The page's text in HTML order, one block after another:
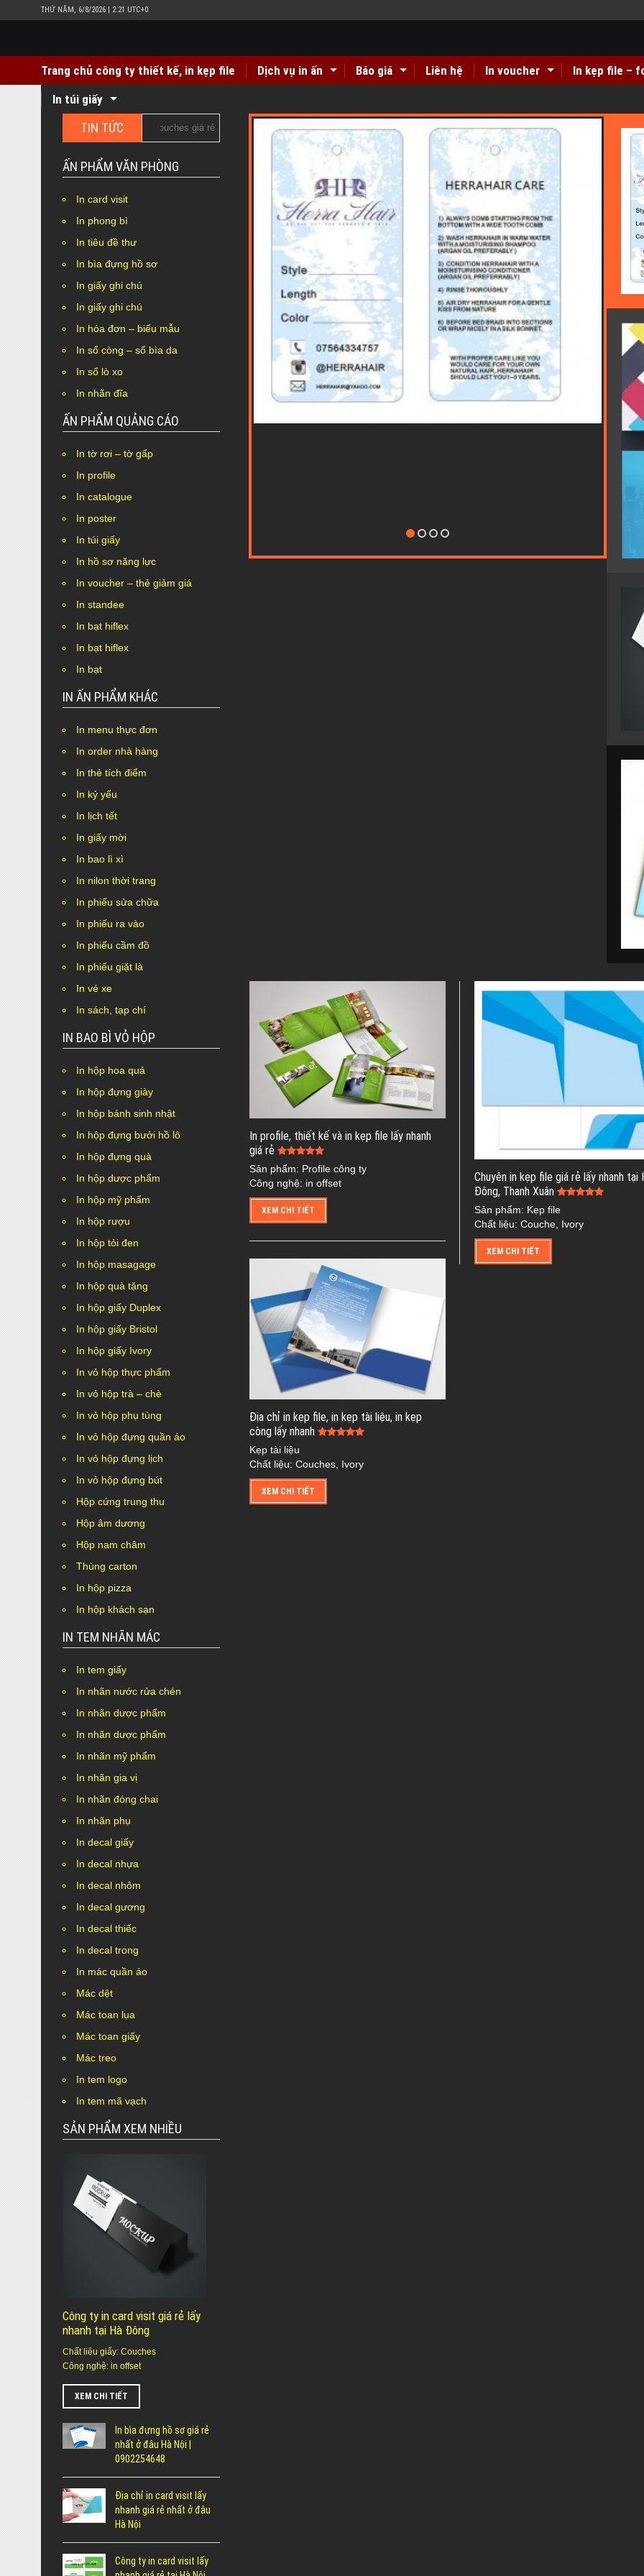
THỨ NĂM, 6/8/2026 | 2:21 UTC+0
Trang chủ công ty thiết kế, in kẹp file Dịch vụ in ấn Báo giá Liên hệ In voucher In kẹp file –
In túi giấy
TIN TỨC
mác quần áo giấy Couches giá rẻ In hộp giấy Duplex bồi carton giá rẻ ở đâu Hà Nội?? Địa chỉ in tem decal giấy giá
ẤN PHẨM VĂN PHÒNG
In card visit
In phong bì
In tiêu đề thư
In bìa đựng hồ sơ
In giấy ghi chú
In giấy ghi chú
In hóa đơn – biểu mẫu
In sổ còng – sổ bìa da
In sổ lò xo
In nhãn đĩa
ẤN PHẨM QUẢNG CÁO
In tờ rơi – tờ gấp
In profile
In catalogue
In poster
In túi giấy
In hồ sơ năng lực
In voucher – thẻ giảm giá
In standee
In bạt hiflex
In bạt hiflex
In bạt
IN ẤN PHẨM KHÁC
In menu thực đơn
In order nhà hàng
In thẻ tích điểm
In kỷ yếu
In lịch tết
In giấy mời
In bao lì xì
In nilon thời trang
In phiếu sửa chữa
In phiếu ra vào
In phiếu cầm đồ
In phiếu giặt là
In vé xe
In sách, tạp chí
IN BAO BÌ VỎ HỘP
In hộp hoa quả
In hộp đựng giày
In hộp bánh sinh nhật
In hộp đựng bưởi hồ lô
In hộp đựng quà
In hộp dược phẩm
In hộp mỹ phẩm
In hộp rượu
In hộp tỏi đen
In hộp masagage
In hộp quà tặng
In hộp giấy Duplex
In hộp giấy Bristol
In hộp giấy Ivory
In vỏ hộp thực phẩm
In vỏ hộp trà – chè
In vỏ hộp phụ tùng
In vỏ hộp đựng quần áo
In vỏ hộp đựng lịch
In vỏ hộp đựng bút
Hộp cứng trung thu
Hộp âm dương
Hộp nam châm
Thùng carton
In hộp pizza
In hộp khách sạn
IN TEM NHÃN MÁC
In tem giấy
In nhãn nước rửa chén
In nhãn dược phẩm
In nhãn dược phẩm
In nhãn mỹ phẩm
In nhãn gia vị
In nhãn đóng chai
In nhãn phụ
In decal giấy
In decal nhựa
In decal nhôm
In decal gương
In decal thiếc
In decal trong
In mác quần áo
Mác dệt
Mác toan lụa
Mác toan giấy
Mác treo
In tem logo
In tem mã vạch
SẢN PHẨM XEM NHIỀU
Công ty in card visit giá rẻ lấy
nhanh tại Hà Đông
Chất liêu giấy: Couches
Công nghệ: in offset
XEM CHI TIẾT
In bìa đựng hồ sơ giá rẻ
nhất ở đâu Hà Nội |
0902254648
Địa chỉ in card visit lấy
nhanh giá rẻ nhất ở đâu
Hà Nội
Công ty in card visit lấy
In profile, thiết kế và in kẹp file lấy nhanh
giá rẻ
Sản phẩm: Profile công ty
Công nghệ: in offset
XEM CHI TIẾT
Chuyên in kẹp file giá rẻ lấy nhanh tại
Đông, Thanh Xuân
Sản phẩm: Kẹp file
Chất liệu: Couche, Ivory
XEM CHI TIẾT
Địa chỉ in kẹp file, in kẹp tài liệu, in kẹp
còng lấy nhanh
Kẹp tài liệu
Chất liệu: Couches, Ivory
XEM CHI TIẾT